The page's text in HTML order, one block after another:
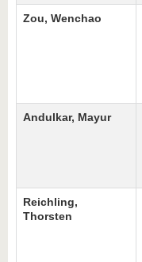
Zou, Wenchao
Andulkar, Mayur
Reichling,
Thorsten